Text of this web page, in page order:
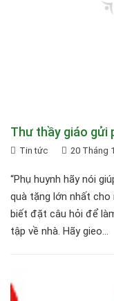
Thư thầy giáo gửi
Tin tức 20 Tháng
“Phụ huynh hãy nói
quà tặng lớn nhất cho
biết đặt câu hỏi để
tập về nhà. Hãy gieo...